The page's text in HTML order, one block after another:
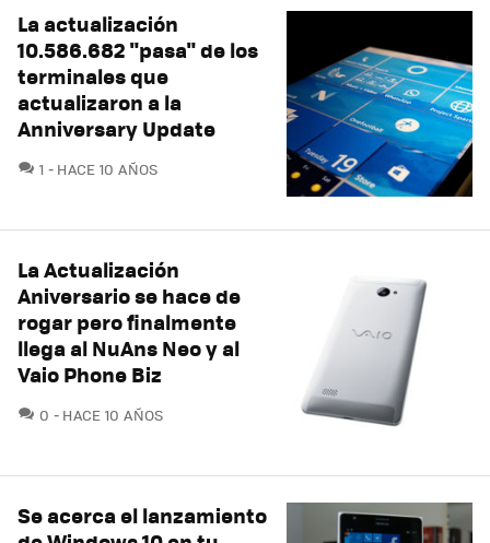
La actualización
10.586.682 "pasa" de los
terminales que
actualizaron a la
Anniversary Update
1 COMENTARIOS
HACE 10 AÑOS
La Actualización
Aniversario se hace de
rogar pero finalmente
llega al NuAns Neo y al
Vaio Phone Biz
0 COMENTARIOS
HACE 10 AÑOS
Se acerca el lanzamiento